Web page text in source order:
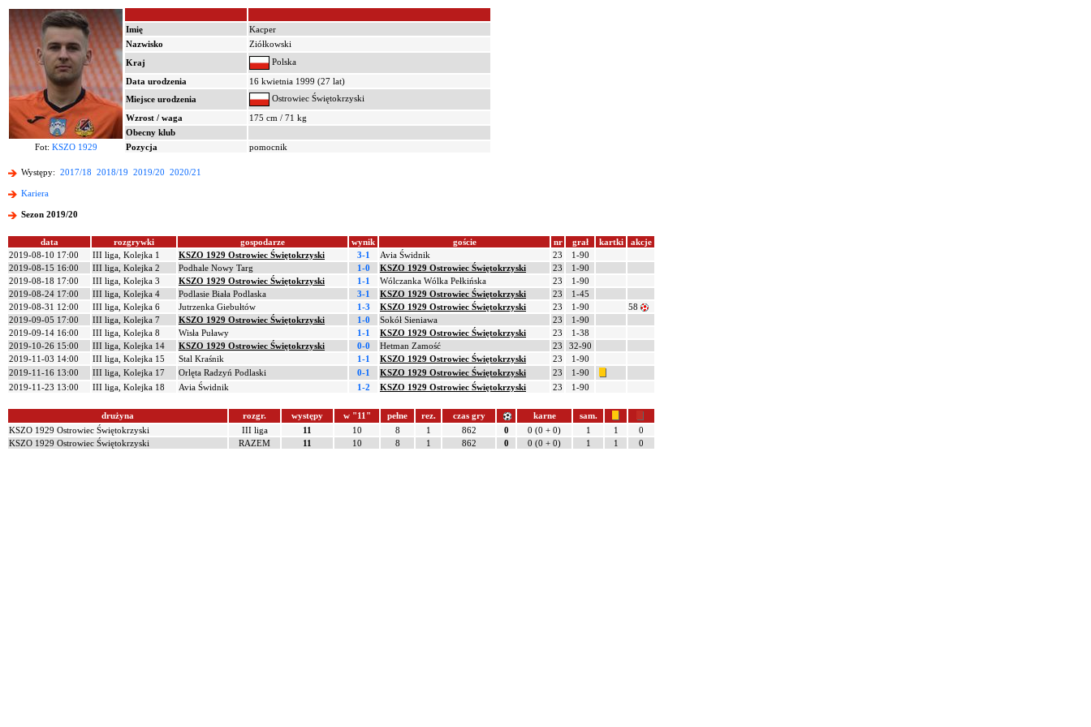
Imię
Kacper
Nazwisko
Ziółkowski
Kraj
Polska
Data urodzenia
16 kwietnia 1999 (27 lat)
Miejsce urodzenia
Ostrowiec Świętokrzyski
Wzrost / waga
175 cm / 71 kg
Obecny klub
Fot: KSZO 1929 Pozycja pomocnik
Występy: 2017/18 2018/19 2019/20 2020/21
Kariera
Sezon 2019/20
data rozgrywki gospodarze wynik goście nr grał kartki
akcje
2019-08-10 17:00
III liga, Kolejka 1 KSZO 1929 Ostrowiec Świętokrzyski 3-1 Avia Świdnik 23
1-90
2019-08-15 16:00
III liga, Kolejka 2 Podhale Nowy Targ 1-0 KSZO 1929 Ostrowiec Świętokrzyski 23
1-90
2019-08-18 17:00
III liga, Kolejka 3 KSZO 1929 Ostrowiec Świętokrzyski 1-1 Wólczanka Wólka Pełkińska 23
1-90
2019-08-24 17:00
III liga, Kolejka 4 Podlasie Biała Podlaska 3-1 KSZO 1929 Ostrowiec Świętokrzyski 23
1-45
2019-08-31 12:00
III liga, Kolejka 6 Jutrzenka Giebułtów 1-3 KSZO 1929 Ostrowiec Świętokrzyski 23 1-90
58
2019-09-05 17:00
III liga, Kolejka 7 KSZO 1929 Ostrowiec Świętokrzyski 1-0 Sokół Sieniawa 23
1-90
2019-09-14 16:00
III liga, Kolejka 8 Wisła Puławy 1-1 KSZO 1929 Ostrowiec Świętokrzyski 23
1-38
2019-10-26 15:00
III liga, Kolejka 14 KSZO 1929 Ostrowiec Świętokrzyski 0-0 Hetman Zamość 23
32-90
2019-11-03 14:00
III liga, Kolejka 15 Stal Kraśnik 1-1 KSZO 1929 Ostrowiec Świętokrzyski 23
1-90
2019-11-16 13:00
III liga, Kolejka 17 Orlęta Radzyń Podlaski 0-1 KSZO 1929 Ostrowiec Świętokrzyski 23
1-90
2019-11-23 13:00
III liga, Kolejka 18 Avia Świdnik 1-2 KSZO 1929 Ostrowiec Świętokrzyski 23 1-90
drużyna rozgr. występy w "11" pełne rez. czas gry karne
sam.
KSZO 1929 Ostrowiec Świętokrzyski
III liga 11 10 8 1 862 0 0 (0 + 0) 1 1
0
KSZO 1929 Ostrowiec Świętokrzyski
RAZEM 11 10 8 1 862 0 0 (0 + 0) 1 1 0